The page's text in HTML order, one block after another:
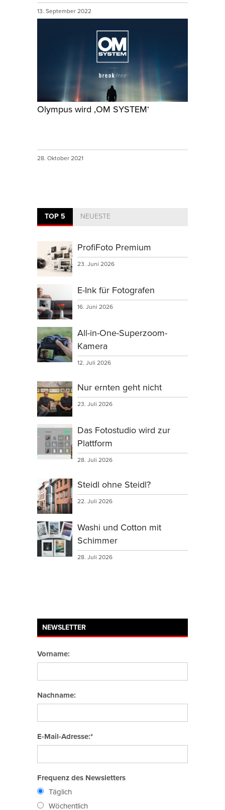
13. September 2022
Olympus wird ‚OM SYSTEM‘
28. Oktober 2021
TOP 5 NEUESTE
ProfiFoto Premium
23. Juni 2026
E-Ink für Fotografen
16. Juni 2026
All-in-One-Superzoom-
Kamera
12. Juli 2026
Nur ernten geht nicht
23. Juli 2026
Das Fotostudio wird zur
Plattform
28. Juli 2026
Steidl ohne Steidl?
22. Juli 2026
Washi und Cotton mit
Schimmer
28. Juli 2026
NEWSLETTER
Vorname:
Nachname:
E-Mail-Adresse:*
Frequenz des Newsletters
Täglich
Wöchentlich